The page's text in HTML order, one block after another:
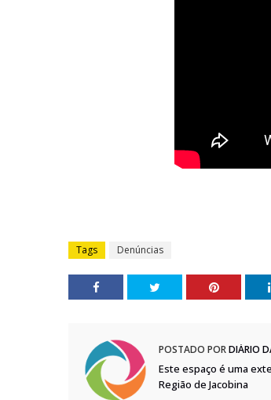
Tags Denúncias
POSTADO PORDIÁRIO
Este espaço é uma
Região de Jacobina